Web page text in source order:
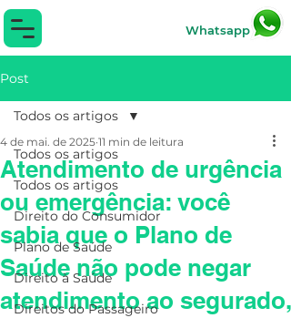
Whatsapp
Post
Todos os artigos
Todos os artigos
Direito do Consumidor
Plano de Saúde
Direito à Saúde
Direitos do Passageiro
Todos os artigos
Atendimento de urgência
ou emergência: você
sabia que o Plano de
Saúde não pode negar
atendimento ao segurado,
4 de mai. de 2025 11 min de leitura